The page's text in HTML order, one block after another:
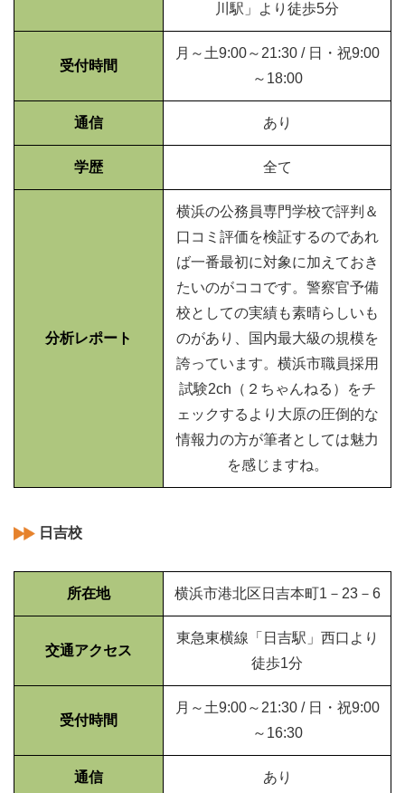
川駅」より徒歩5分
受付時間
月～土9:00～21:30 / 日・祝9:00
～18:00
通信 あり
学歴 全て
分析レポート
横浜の公務員専門学校で評判＆
口コミ評価を検証するのであれ
ば一番最初に対象に加えておき
たいのがココです。警察官予備
校としての実績も素晴らしいも
のがあり、国内最大級の規模を
誇っています。横浜市職員採用
試験2ch（２ちゃんねる）をチ
ェックするより大原の圧倒的な
情報力の方が筆者としては魅力
を感じますね。
日吉校
所在地 横浜市港北区日吉本町1－23－6
交通アクセス
東急東横線「日吉駅」西口より
徒歩1分
受付時間
月～土9:00～21:30 / 日・祝9:00
～16:30
通信 あり